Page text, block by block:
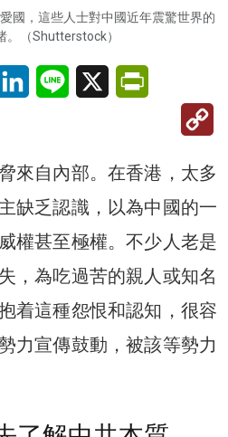
國，這些人士對中國近年震驚世界的
。（Shutterstock）
LinkedInLine X
來自內部。在香港，太多
缺乏認識，以為中國的一
權甚至極權。不少人老是
，為吃過苦的親人或知名
着這種怨恨和認知，很容
力宣傳鼓動，被該等勢力